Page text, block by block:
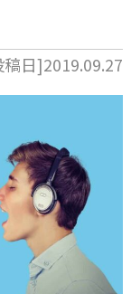
稿日]2019.09.27